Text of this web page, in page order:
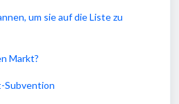
um sie auf die Liste zu
Markt?
Subvention